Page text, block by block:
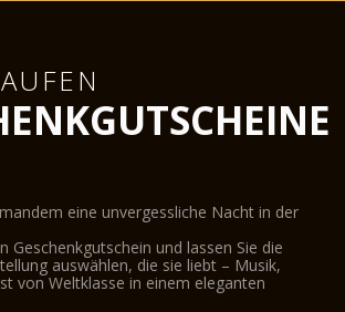
eine unvergessliche Nacht in der
Geschenkgutschein und lassen Sie die
auswählen, die sie liebt – Musik,
von Weltklasse in einem eleganten